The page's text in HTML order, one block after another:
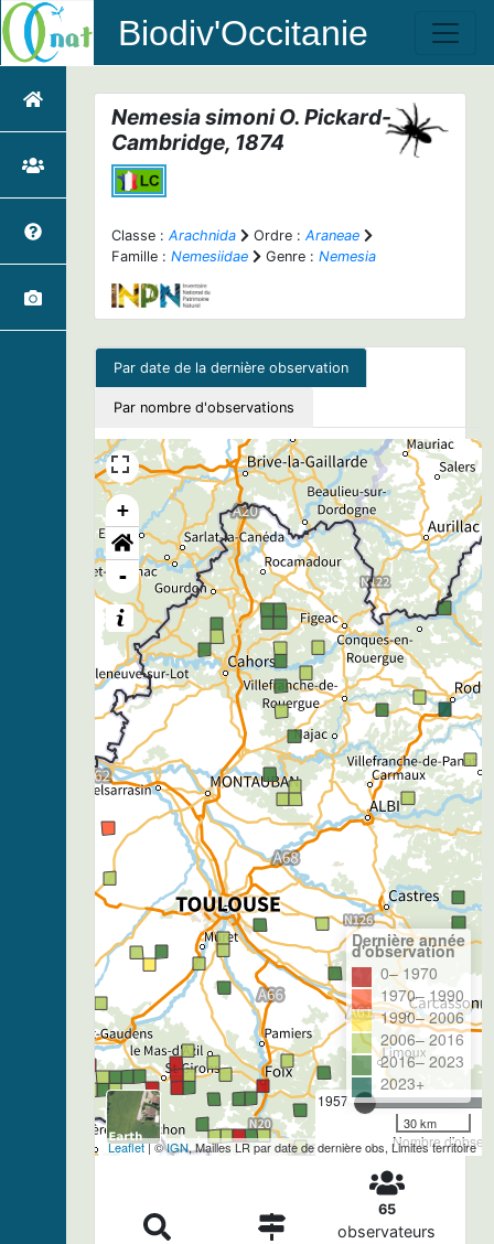
Biodiv'Occitanie
Nemesia simoniO. Pickard-
Cambridge, 1874
Classe : Arachnida Ordre : Araneae
Famille : Nemesiidae Genre : Nemesia
Par date de la dernière observation
Par nombre d'observations
+
-
1957
Nombre
Dernière année
d'observation
0– 1970
1970– 1990
1990– 2006
2006– 2016
2016– 2023
2023+
30 km
Leaflet| ©IGN, Mailles LR par date de dernière obs, Limites territoire
65
observateurs